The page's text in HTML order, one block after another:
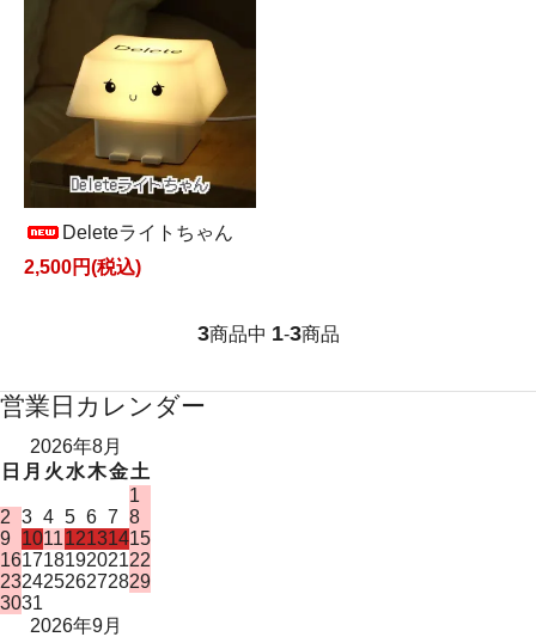
Deleteライトちゃん
2,500円(税込)
3商品中 1-3商品
営業日カレンダー
2026年8月
日 月 火 水木金土
1
2 3 4 5 6 7 8
9 101112131415
16171819202122
23242526272829
3031
2026年9月